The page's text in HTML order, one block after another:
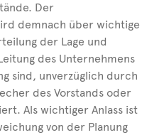
Der
demnach über wichtige
der Lage und
des Unternehmens
sind, unverzüglich durch
des Vorstands oder
Als wichtiger Anlass ist
von der Planung